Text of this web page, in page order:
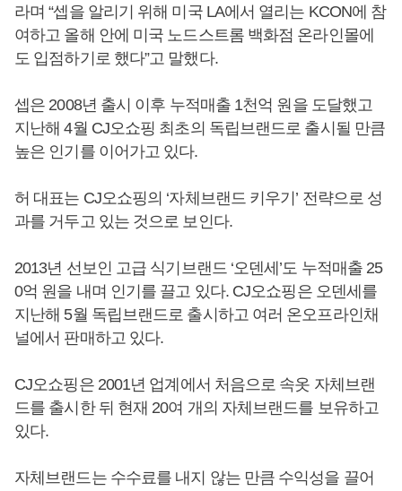
라며 “셉을 알리기 위해 미국 LA에서 열리는 KCON에 참
여하고 올해 안에 미국 노드스트롬 백화점 온라인몰에
도 입점하기로 했다”고 말했다.
셉은 2008년 출시 이후 누적매출 1천억 원을 도달했고
지난해 4월 CJ오쇼핑 최초의 독립브랜드로 출시될 만큼
높은 인기를 이어가고 있다.
허 대표는 CJ오쇼핑의 ‘자체브랜드 키우기’ 전략으로 성
과를 거두고 있는 것으로 보인다.
2013년 선보인 고급 식기브랜드 ‘오덴세’도 누적매출 25
0억 원을 내며 인기를 끌고 있다. CJ오쇼핑은 오덴세를
지난해 5월 독립브랜드로 출시하고 여러 온오프라인채
널에서 판매하고 있다.
CJ오쇼핑은 2001년 업계에서 처음으로 속옷 자체브랜
드를 출시한 뒤 현재 20여 개의 자체브랜드를 보유하고
있다.
자체브랜드는 수수료를 내지 않는 만큼 수익성을 끌어